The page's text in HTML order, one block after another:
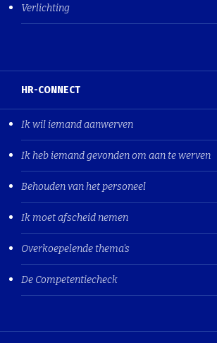
Verlichting
HR-CONNECT
Ik wil iemand aanwerven
Ik heb iemand gevonden om aan te werven
Behouden van het personeel
Ik moet afscheid nemen
Overkoepelende thema's
De Competentiecheck